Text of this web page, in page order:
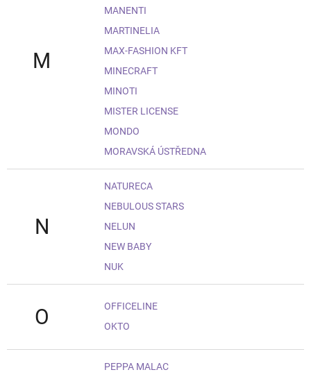
M
MANENTI
MARTINELIA
MAX-FASHION KFT
MINECRAFT
MINOTI
MISTER LICENSE
MONDO
MORAVSKÁ ÚSTŘEDNA
N
NATURECA
NEBULOUS STARS
NELUN
NEW BABY
NUK
O
OFFICELINE
OKTO
PEPPA MALAC